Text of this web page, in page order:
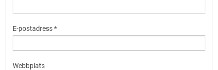
E-postadress*
Webbplats